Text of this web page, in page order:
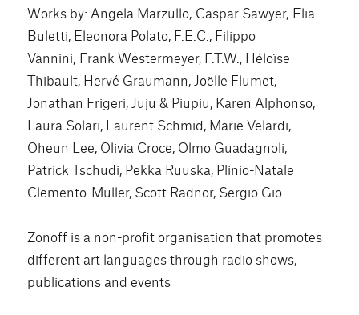
Works by: Angela Marzullo, Caspar Sawyer, Elia
Buletti, Eleonora Polato, F.E.C., Filippo
Vannini, Frank Westermeyer, F.T.W., Héloïse
Thibault, Hervé Graumann, Joëlle Flumet,
Jonathan Frigeri, Juju & Piupiu, Karen Alphonso,
Laura Solari, Laurent Schmid, Marie Velardi,
Oheun Lee, Olivia Croce, Olmo Guadagnoli,
Patrick Tschudi, Pekka Ruuska, Plinio-Natale
Clemento-Müller, Scott Radnor, Sergio Gio.
Zonoff is a non-profit organisation that promotes
different art languages through radio shows,
publications and events